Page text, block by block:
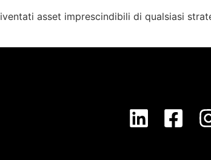
asset imprescindibili di qualsiasi